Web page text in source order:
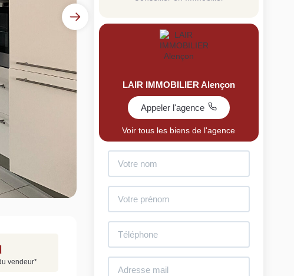
Estimez votre bien en ligne.
Rapide et gratuit, recevez votre estimation en
Estimer mon bien maintenant
vendeur*
LAIR IMMOBILIER Alençon
Appeler l'agence
Voir tous les biens de l'agence